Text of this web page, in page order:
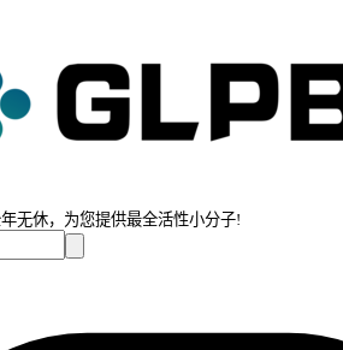
无休，为您提供最全活性小分子!